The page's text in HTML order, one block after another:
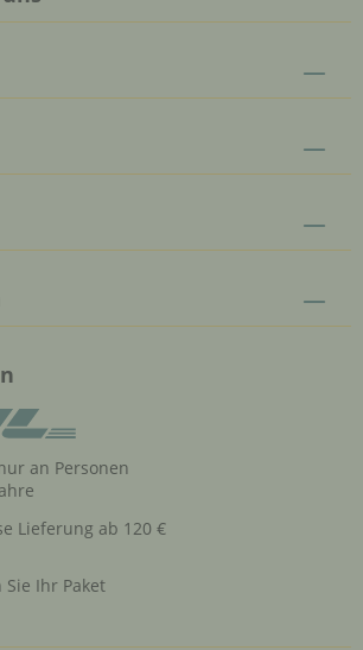
an Personen
Lieferung ab 120 €
Sie Ihr Paket